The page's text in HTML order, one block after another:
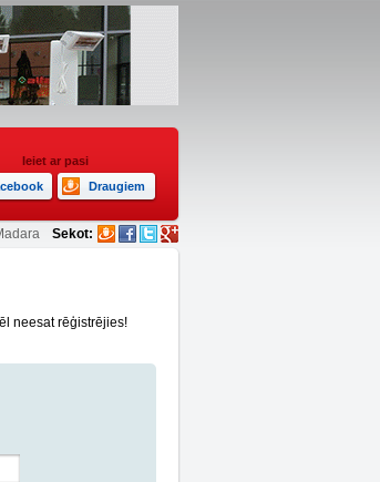
Ieiet ar pasi
Draugiem
Sekot:
neesat rēģistrējies!